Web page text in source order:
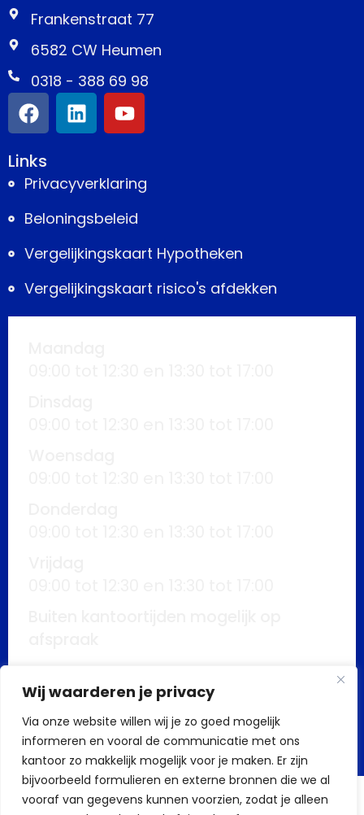
Wij waarderen je privacy
Via onze website willen wij je zo goed mogelijk
informeren en vooral de communicatie met ons
kantoor zo makkelijk mogelijk voor je maken. Er zijn
bijvoorbeeld formulieren en externe bronnen die we al
vooraf van gegevens kunnen voorzien, zodat je alleen
Frankenstraat 77
6582 CW Heumen
0318 - 388 69 98
Links
Privacyverklaring
Beloningsbeleid
Vergelijkingskaart Hypotheken
Vergelijkingskaart risico's afdekken
Build by AS Support bv